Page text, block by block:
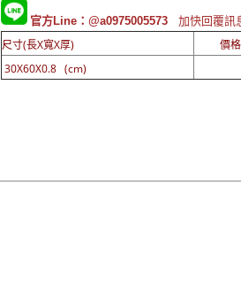
官方Line：@a0975005573 加快回覆訊
尺寸(長X寬X厚)
價格
30X60X0.8 (cm)